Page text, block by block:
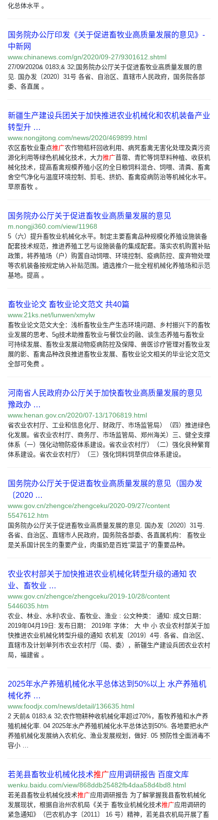
化总体水平 。
国务院办公厅印发《关于促进畜牧业高质量发展的意见》-
中新网
www.chinanews.com/gn/2020/09-27/9301612.shtml
27/09/2020& 0183;& 32;国务院办公厅关于促进畜牧业高质量发展的意
见. 国办发〔2020〕31号 各省、自治区、直辖市人民政府，国务院各部
委、各直属 。
新疆生产建设兵团关于加快推进农业机械化和农机装备产业
转型升 …
www.nongjitong.com/news/2020/469899.html
农区畜牧业重点推广农作物秸秆回收利用、病死畜禽无害化处理及粪污资
源化利用等绿色机械化技术，大力推广苜蓿、青贮等饲草料种植、收获机
械化技术，提高畜禽规模养殖小区的全日粮饲料混合、饲喂、清粪、畜禽
舍空气净化与温度环境控制、剪毛、挤奶、畜禽疫病防治等机械化水平。
草原畜牧 。
国务院办公厅关于促进畜牧业高质量发展的意见
m.nongji360.com/view/11968
5（六）提升畜牧业机械化水平。制定主要畜禽品种规模化养殖设施装备
配套技术规范，推进养殖工艺与设施装备的集成配套。落实农机购置补贴
政策，将养殖场（户）购置自动饲喂、环境控制、疫病防控、废弃物处理
等农机装备按规定纳入补贴范围。遴选推介一批全程机械化养殖场和示范
基地。提高 。
畜牧业论文 畜牧业论文范文 共40篇
www.21ks.net/lunwen/xmylw
畜牧业论文范文大全：浅析畜牧业生产生态环境问题、乡村振兴下的畜牧
业发展的思考、5g技术助推畜牧业与餐饮业的融、谈生态养殖与畜牧业
可持续发展、畜牧业发展动物疫病防控及保障、兽医诊疗管理对畜牧业发
展的影、畜禽品种改良推进畜牧业发展、畜牧业论文相关的毕业论文范文
全部可免费 。
河南省人民政府办公厅关于加快畜牧业高质量发展的意见
豫政办 …
www.henan.gov.cn/2020/07-13/1706819.html
省农业农村厅、工业和信息化厅、财政厅、市场监管局）（四）推进绿色
化发展。省农业农村厅、商务厅、市场监管局、郑州海关）三、健全支撑
体系（一）强化动物防疫体系建设。省农业农村厅）（二）强化良种繁育
体系建设。省农业农村厅）（三）强化饲料饲草供应体系建设。
国务院办公厅关于促进畜牧业高质量发展的意见（国办发
〔2020 …
www.gov.cn/zhengce/zhengceku/2020-09/27/content
5547612.htm
国务院办公厅关于促进畜牧业高质量发展的意见. 国办发〔2020〕31号.
各省、自治区、直辖市人民政府，国务院各部委、各直属机构： 畜牧业
是关系国计民生的重要产业，肉蛋奶是百姓“菜篮子”的重要品种。
农业农村部关于加快推进农业机械化转型升级的通知 农
业、畜牧业 …
www.gov.cn/zhengce/zhengceku/2019-10/28/content
5446035.htm
农业、林业、水利\农业、畜牧业、渔业 : 公文种类： 通知: 成文日期：
2019年04月19日: 发布日期： 2019年 字体： 大 中 小 农业农村部关于加
快推进农业机械化转型升级的通知 农机发〔2019〕4号. 各省、自治区、
直辖市及计划单列市农业农村厅（局、委），新疆生产建设兵团农业农村
局，福建省 。
2025年水产养殖机械化水平总体达到50%以上 水产养殖机
械化养 …
www.foodjx.com/news/detail/136635.html
2 天前& 0183;& 32;农作物耕种收机械化率超过70%，畜牧养殖和水产养
殖机械化率. 04 2025年水产养殖机械化水平总体达到50%. 各地要把水产
养殖机械化发展纳入农机化、渔业发展规划，做好. 05 预防性全面消毒不
容小 …
若羌县畜牧业机械化技术推广应用调研报告 百度文库
wenku.baidu.com/view/868ddb25482fb4daa58d4bd8.html
若羌县畜牧业机械化技术推广应用调研报告 为了解掌握我县畜牧机械化
发展现状，根据自治州农机局《关于 畜牧业机械化技术推广应用调研的
紧急通知》（巴农机办字〔2011〕 16 号）精神，若羌县农机局开展了畜